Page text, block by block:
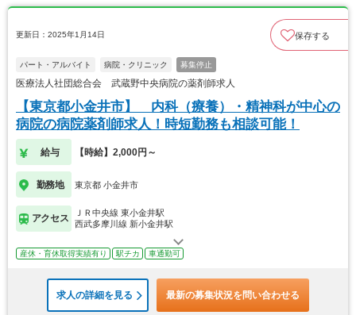
更新日：2025年1月14日 保存する
パート・アルバイト 病院・クリニック 募集停止
医療法人社団総合会 武蔵野中央病院の薬剤師求人
【東京都小金井市】 内科（療養）・精神科が中心の
病院の病院薬剤師求人！時短勤務も相談可能！
給与 【時給】2,000円～
勤務地 東京都 小金井市
アクセス
ＪＲ中央線 東小金井駅
西武多摩川線 新小金井駅
産休・育休取得実績有り 駅チカ 車通勤可
求人の詳細を見る 最新の募集状況を問い合わせる